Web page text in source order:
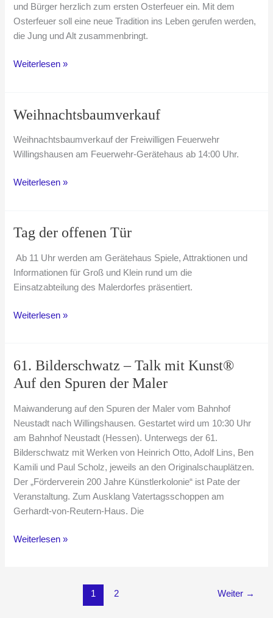
und Bürger herzlich zum ersten Osterfeuer ein. Mit dem
Osterfeuer soll eine neue Tradition ins Leben gerufen werden,
die Jung und Alt zusammenbringt.
1.
Freiwilligen
Feuerwehr
Willingshausen
Weiterlesen »
Weihnachtsbaumverkauf
Weihnachtsbaumverkauf der Freiwilligen Feuerwehr
Willingshausen am Feuerwehr-Gerätehaus ab 14:00 Uhr.
Weihnachtsbaumverkauf
Weiterlesen »
Tag der offenen Tür
Ab 11 Uhr werden am Gerätehaus Spiele, Attraktionen und
Informationen für Groß und Klein rund um die
Einsatzabteilung des Malerdorfes präsentiert.
Tag
Tür
Weiterlesen »
61. Bilderschwatz – Talk mit Kunst®
Auf den Spuren der Maler
Maiwanderung auf den Spuren der Maler vom Bahnhof
Neustadt nach Willingshausen. Gestartet wird um 10:30 Uhr
am Bahnhof Neustadt (Hessen). Unterwegs der 61.
Bilderschwatz mit Werken von Heinrich Otto, Adolf Lins, Ben
Kamili und Paul Scholz, jeweils an den Originalschauplätzen.
Der „Förderverein 200 Jahre Künstlerkolonie“ ist Pate der
Veranstaltung. Zum Ausklang Vatertagsschoppen am
Gerhardt-von-Reutern-Haus. Die
61.
Weiterlesen »
1 2 Weiter →